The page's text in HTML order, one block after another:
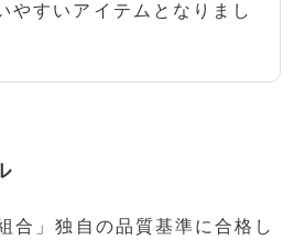
やすいアイテムとなりまし
合」独自の品質基準に合格し